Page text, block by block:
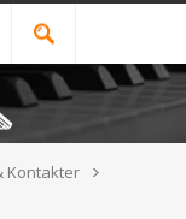
Kontakter